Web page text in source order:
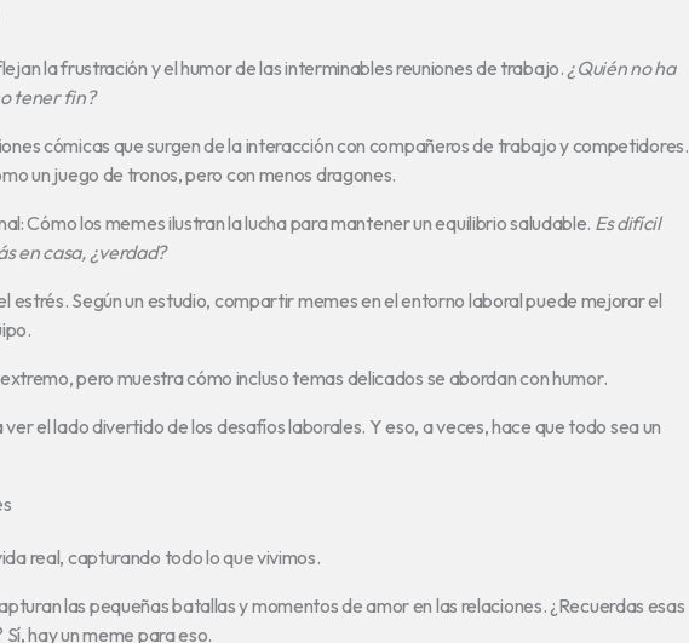
la frustración y el humor de las interminables reuniones de trabajo. ¿Quién no ha
tener fin?
cómicas que surgen de la interacción con compañeros de trabajo y competidores.
un juego de tronos, pero con menos dragones.
Cómo los memes ilustran la lucha para mantener un equilibrio saludable. Es difícil
en casa, ¿verdad?
estrés. Según un estudio, compartir memes en el entorno laboral puede mejorar el
pero muestra cómo incluso temas delicados se abordan con humor.
ver el lado divertido de los desafíos laborales. Y eso, a veces, hace que todo sea un
real, capturando todo lo que vivimos.
las pequeñas batallas y momentos de amor en las relaciones. ¿Recuerdas esas
hay un meme para eso.